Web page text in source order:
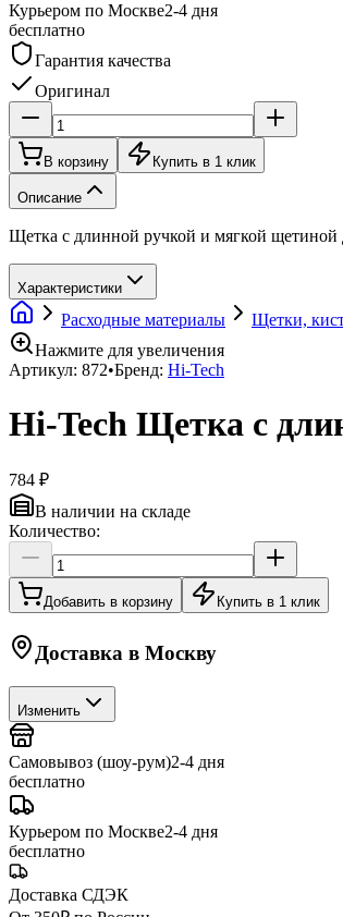
Курьером по Москве2-4 дня
бесплатно
Гарантия качества
Оригинал
В корзину Купить в 1 клик
Описание
Щетка с длинной ручкой и мягкой
Характеристики
Расходные материалы Щетки,
Нажмите для увеличения
Артикул: 872•Бренд: Hi-Tech
Hi-Tech Щетка с
784 ₽
В наличии на складе
Количество:
Добавить в корзину Купить в 1 клик
Доставка в Москву
Изменить
Самовывоз (шоу-рум)2-4 дня
бесплатно
Курьером по Москве2-4 дня
бесплатно
Доставка СДЭК